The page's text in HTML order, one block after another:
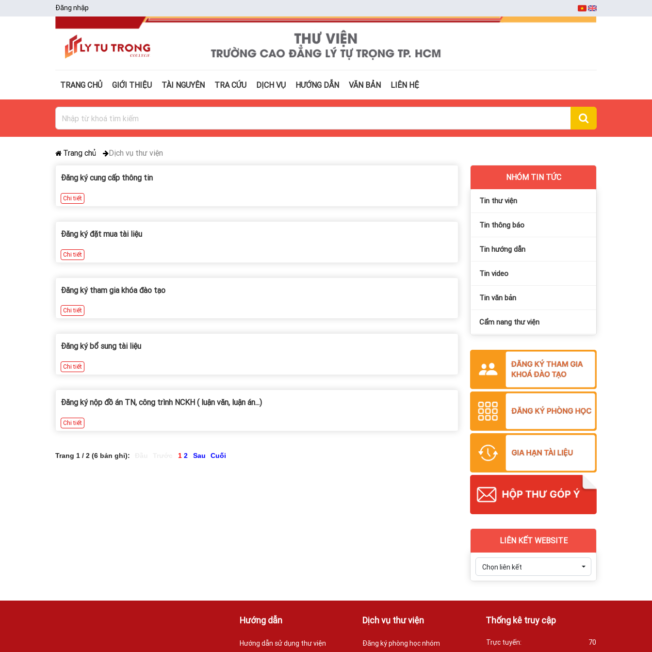
Đăng nhập
TRANG CHỦ GIỚI THIỆU TÀI NGUYÊN TRA CỨU DỊCH VỤ HƯỚNG DẪN VĂN BẢN LIÊN HỆ
Trang chủ Dịch vụ thư viện
Đăng ký cung cấp thông tin
Chi tiết
Đăng ký đặt mua tài liệu
Chi tiết
Đăng ký tham gia khóa đào tạo
Chi tiết
Đăng ký bổ sung tài liệu
Chi tiết
Đăng ký nộp đồ án TN, công trình NCKH ( luận văn, luận án...)
Chi tiết
Trang 1 / 2 (6 bản ghi): 1 2 Sau Cuối
NHÓM TIN TỨC
Tin thư viện
Tin thông báo
Tin hướng dẫn
Tin video
Tin văn bản
Cẩm nang thư viện
LIÊN KẾT WEBSITE
Chọn liên kết
Hướng dẫn
Hướng dẫn sử dụng thư viện
Dịch vụ thư viện
Đăng ký phòng học nhóm
Thống kê truy cập
Trực tuyến: 70